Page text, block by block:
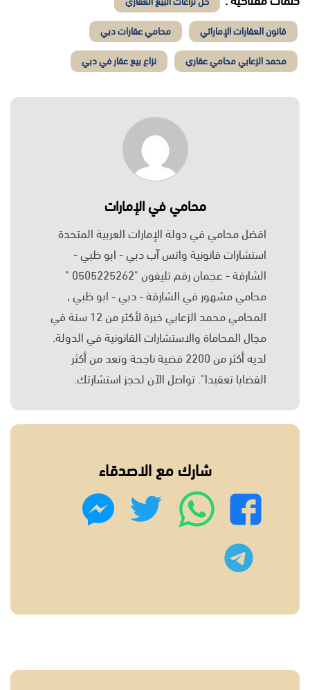
قانون العقارات الإماراتي محامي عقارات دبي
محمد الزعابي محامي عقاري نزاع بيع عقار في دبي
محامي في الإمارات
افضل محامي في دولة الإمارات العربية المتحدة
استشارات قانونية واتس آب دبي - ابو ظبي -
الشارقة - عجمان رقم تليفون "0505225262 "
محامي مشهور في الشارقة - دبي - ابو ظبي ,
المحامي محمد الزعابي خبرة لأكثر من 12 سنة في
مجال المحاماة والاستشارات القانونية في الدولة.
لديه أكثر من 2200 قضية ناجحة وتعد من أكثر
القضايا تعقيدا". تواصل الآن لحجز استشارتك.
شارك مع الاصدقاء
فيسبوك
واتساب تويتر